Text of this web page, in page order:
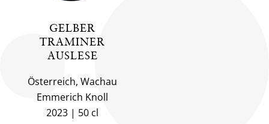
GELBER
TRAMINER
AUSLESE
Österreich, Wachau
Emmerich Knoll
2023
50 cl